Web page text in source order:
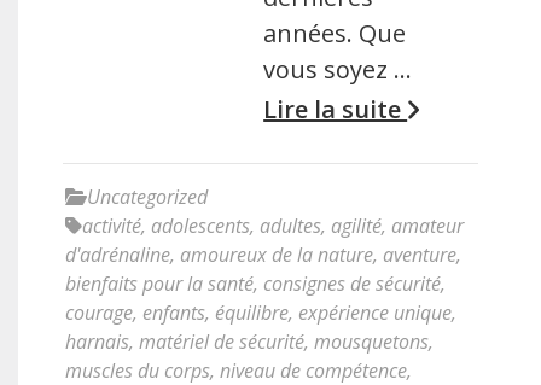
années. Que
vous soyez …
Lire la suite
Uncategorized
activité, adolescents, adultes, agilité, amateur
d'adrénaline, amoureux de la nature, aventure,
bienfaits pour la santé, consignes de sécurité,
courage, enfants, équilibre, expérience unique,
harnais, matériel de sécurité, mousquetons,
muscles du corps, niveau de compétence,